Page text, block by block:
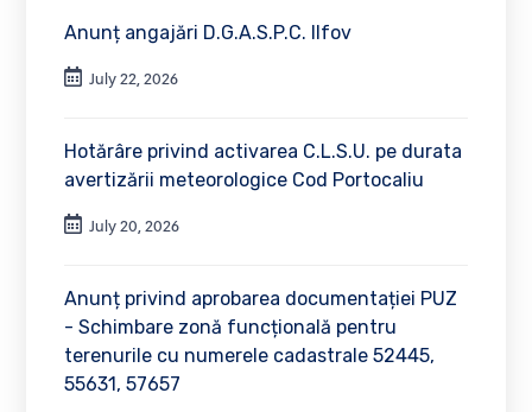
Anunț angajări D.G.A.S.P.C. Ilfov
July 22, 2026
Hotărâre privind activarea C.L.S.U. pe durata
avertizării meteorologice Cod Portocaliu
July 20, 2026
Anunț privind aprobarea documentației PUZ
- Schimbare zonă funcțională pentru
terenurile cu numerele cadastrale 52445,
55631, 57657